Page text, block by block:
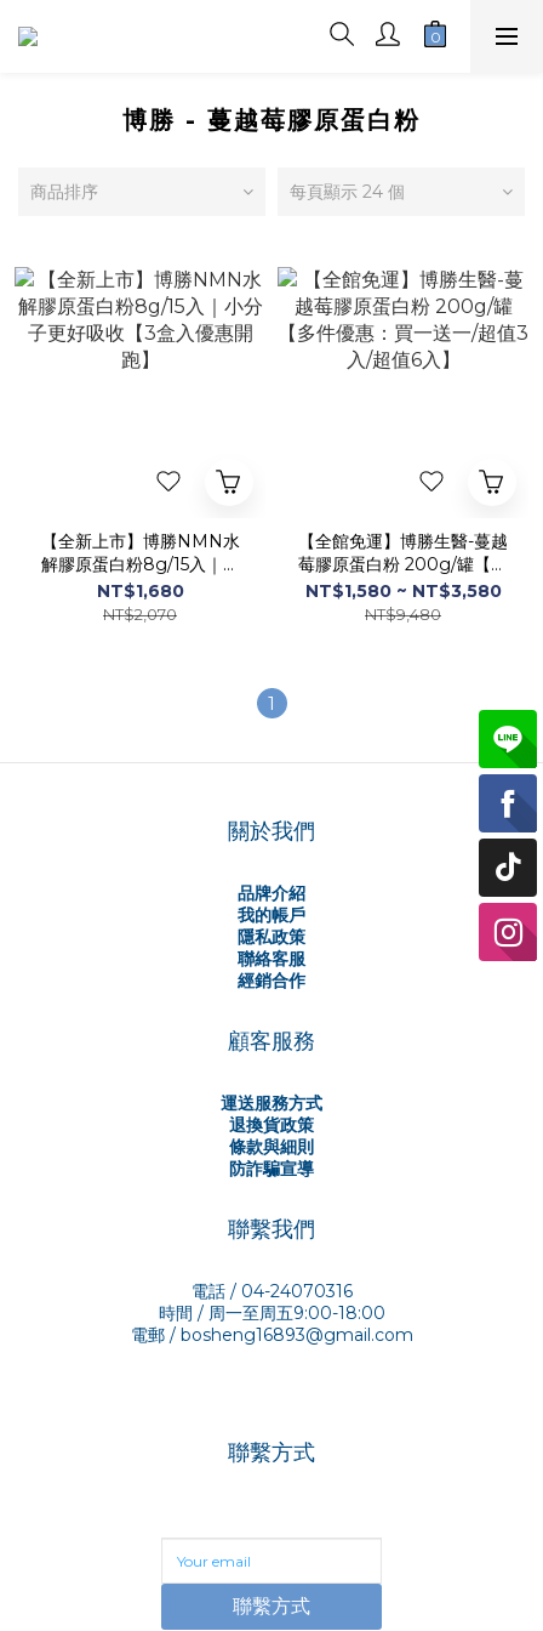
博勝 - 蔓越莓膠原蛋白粉
商品排序 每頁顯示 24 個
【全新上市】博勝NMN水
解膠原蛋白粉8g/15入｜小
分子更好吸收【3盒入優惠開
跑】
NT$1,680
NT$2,070
【全館免運】博勝生醫-蔓越
莓膠原蛋白粉 200g/罐【多
件優惠：買一送一/超值3入/
超值6入】
NT$1,580 ~ NT$3,580
NT$9,480
1
關於我們
品牌介紹
我的帳戶
隱私政策
聯絡客服
經銷合作
顧客服務
運送服務方式
退換貨政策
條款與細則
防詐騙宣導
聯繫我們
電話 / 04-24070316
時間 / 周一至周五9:00-18:00
電郵 / bosheng16893@gmail.com
聯繫方式
聯繫方式